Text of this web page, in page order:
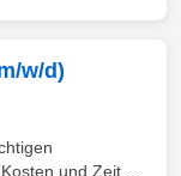
w/d)
und Zeit ...